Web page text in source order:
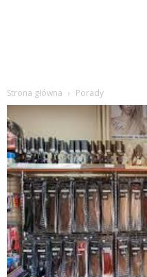
Strona główna Porady